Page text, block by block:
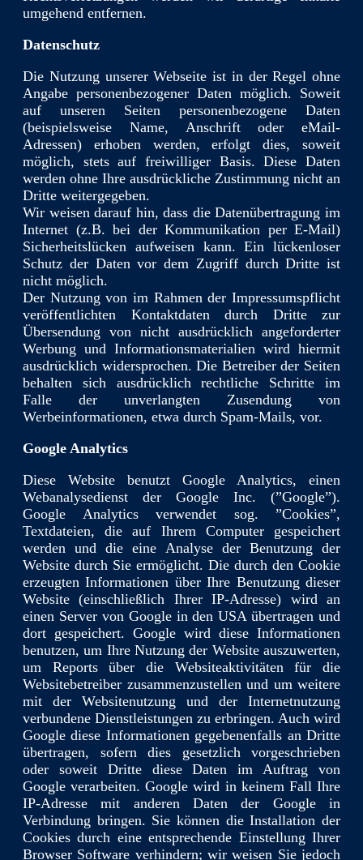
umgehend entfernen.
Datenschutz
Die Nutzung unserer Webseite ist in der Regel ohne
Angabe personenbezogener Daten möglich. Soweit
auf unseren Seiten personenbezogene Daten
(beispielsweise Name, Anschrift oder eMail-
Adressen) erhoben werden, erfolgt dies, soweit
möglich, stets auf freiwilliger Basis. Diese Daten
werden ohne Ihre ausdrückliche Zustimmung nicht an
Dritte weitergegeben.
Wir weisen darauf hin, dass die Datenübertragung im
Internet (z.B. bei der Kommunikation per E-Mail)
Sicherheitslücken aufweisen kann. Ein lückenloser
Schutz der Daten vor dem Zugriff durch Dritte ist
nicht möglich.
Der Nutzung von im Rahmen der Impressumspflicht
veröffentlichten Kontaktdaten durch Dritte zur
Übersendung von nicht ausdrücklich angeforderter
Werbung und Informationsmaterialien wird hiermit
ausdrücklich widersprochen. Die Betreiber der Seiten
behalten sich ausdrücklich rechtliche Schritte im
Falle der unverlangten Zusendung von
Werbeinformationen, etwa durch Spam-Mails, vor.
Google Analytics
Diese Website benutzt Google Analytics, einen
Webanalysedienst der Google Inc. (”Google”).
Google Analytics verwendet sog. ”Cookies”,
Textdateien, die auf Ihrem Computer gespeichert
werden und die eine Analyse der Benutzung der
Website durch Sie ermöglicht. Die durch den Cookie
erzeugten Informationen über Ihre Benutzung dieser
Website (einschließlich Ihrer IP-Adresse) wird an
einen Server von Google in den USA übertragen und
dort gespeichert. Google wird diese Informationen
benutzen, um Ihre Nutzung der Website auszuwerten,
um Reports über die Websiteaktivitäten für die
Websitebetreiber zusammenzustellen und um weitere
mit der Websitenutzung und der Internetnutzung
verbundene Dienstleistungen zu erbringen. Auch wird
Google diese Informationen gegebenenfalls an Dritte
übertragen, sofern dies gesetzlich vorgeschrieben
oder soweit Dritte diese Daten im Auftrag von
Google verarbeiten. Google wird in keinem Fall Ihre
IP-Adresse mit anderen Daten der Google in
Verbindung bringen. Sie können die Installation der
Cookies durch eine entsprechende Einstellung Ihrer
Browser Software verhindern; wir weisen Sie jedoch